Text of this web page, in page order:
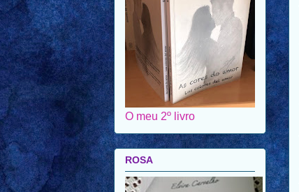
O meu 2º livro
ROSA